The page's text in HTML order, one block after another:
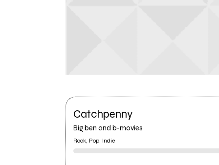
Catchpenny
Big ben and b-movies
Rock, Pop, Indie